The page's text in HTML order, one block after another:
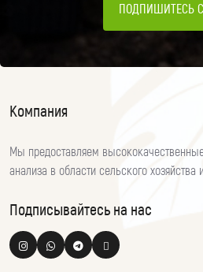
ПОДПИШИТЕСЬ
Компания
Мы предоставляем
анализа в области сельского
Подписывайтесь на нас